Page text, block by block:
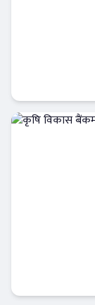
बैंक-वित्त